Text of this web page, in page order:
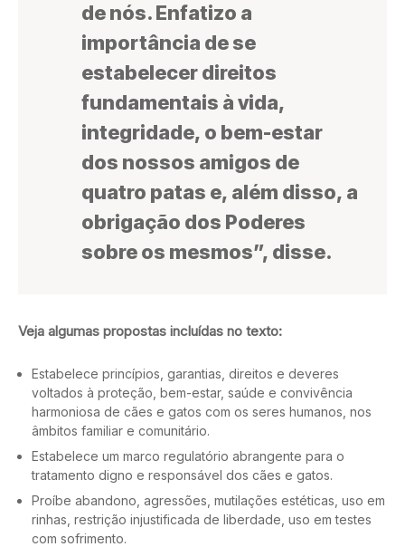
de nós. Enfatizo a
importância de se
estabelecer direitos
fundamentais à vida,
integridade, o bem-estar
dos nossos amigos de
quatro patas e, além disso, a
obrigação dos Poderes
sobre os mesmos”, disse.
Veja algumas propostas incluídas no texto:
Estabelece princípios, garantias, direitos e deveres
voltados à proteção, bem-estar, saúde e convivência
harmoniosa de cães e gatos com os seres humanos, nos
âmbitos familiar e comunitário.
Estabelece um marco regulatório abrangente para o
tratamento digno e responsável dos cães e gatos.
Proíbe abandono, agressões, mutilações estéticas, uso em
rinhas, restrição injustificada de liberdade, uso em testes
com sofrimento.